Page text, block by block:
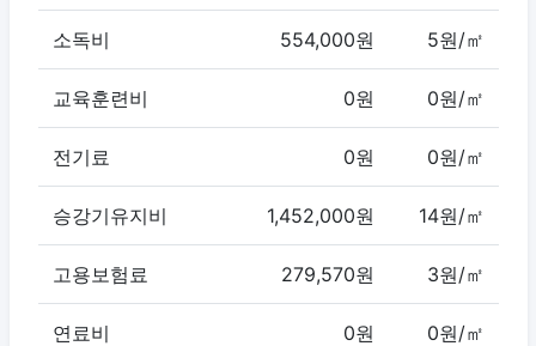
소독비 554,000원 5원/㎡
교육훈련비 0원 0원/㎡
전기료 0원 0원/㎡
승강기유지비 1,452,000원 14원/㎡
고용보험료 279,570원 3원/㎡
연료비 0원 0원/㎡